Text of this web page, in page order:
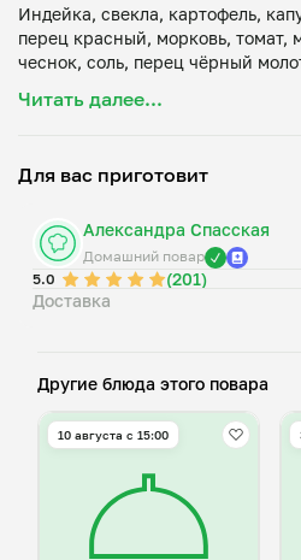
Индейка, свекла, картофель,
перец красный, морковь, томат,
Читать далее...
Для вас приготовит
Александра Спасская
Домашний повар
5.0
(201)
Доставка
Другие блюда этого повара
10 августа с 15:00